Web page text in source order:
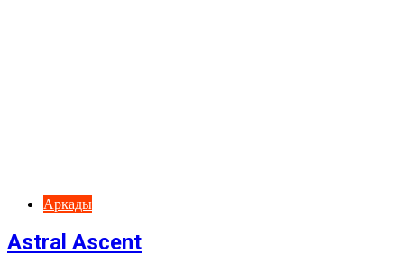
Аркады
Astral Ascent